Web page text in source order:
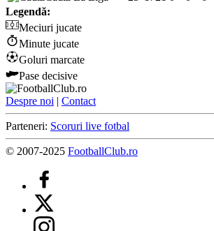
Legendă:
Meciuri jucate
Minute jucate
Goluri marcate
Pase decisive
Despre noi | Contact
Parteneri: Scoruri live fotbal
© 2007-2025 FootballClub.ro